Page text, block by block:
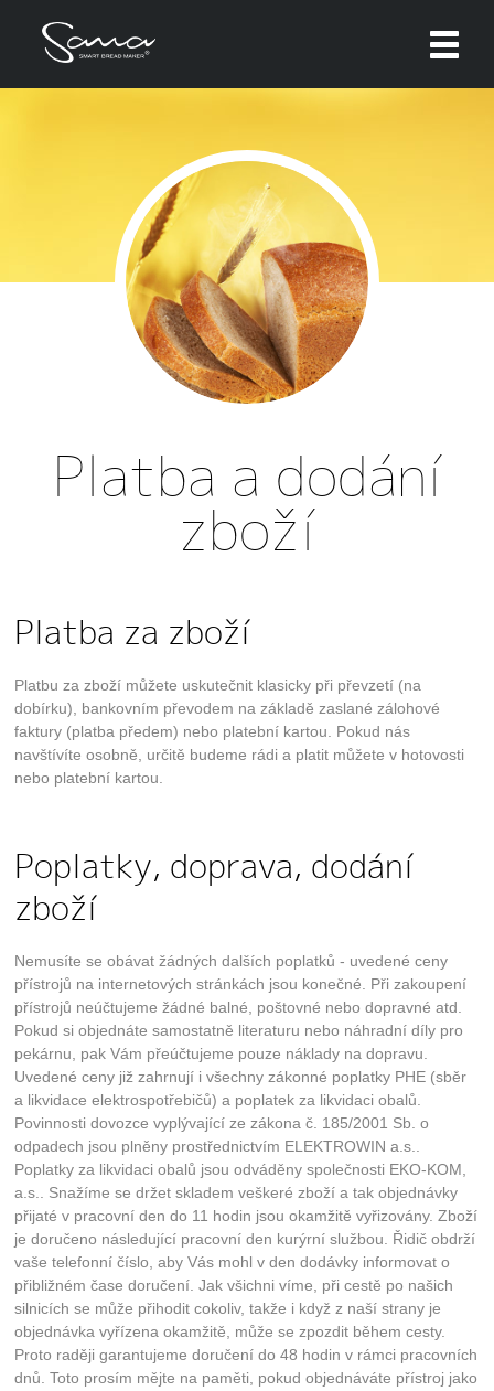
Platba a dodání
zboží
Platba za zboží
Platbu za zboží můžete uskutečnit klasicky při převzetí (na
dobírku), bankovním převodem na základě zaslané zálohové
faktury (platba předem) nebo platební kartou. Pokud nás
navštívíte osobně, určitě budeme rádi a platit můžete v hotovosti
nebo platební kartou.
Poplatky, doprava, dodání
zboží
Nemusíte se obávat žádných dalších poplatků - uvedené ceny
přístrojů na internetových stránkách jsou konečné. Při zakoupení
přístrojů neúčtujeme žádné balné, poštovné nebo dopravné atd.
Pokud si objednáte samostatně literaturu nebo náhradní díly pro
pekárnu, pak Vám přeúčtujeme pouze náklady na dopravu.
Uvedené ceny již zahrnují i všechny zákonné poplatky PHE (sběr
a likvidace elektrospotřebičů) a poplatek za likvidaci obalů.
Povinnosti dovozce vyplývající ze zákona č. 185/2001 Sb. o
odpadech jsou plněny prostřednictvím ELEKTROWIN a.s..
Poplatky za likvidaci obalů jsou odváděny společnosti EKO-KOM,
a.s.. Snažíme se držet skladem veškeré zboží a tak objednávky
přijaté v pracovní den do 11 hodin jsou okamžitě vyřizovány. Zboží
je doručeno následující pracovní den kurýrní službou. Řidič obdrží
vaše telefonní číslo, aby Vás mohl v den dodávky informovat o
přibližném čase doručení. Jak všichni víme, při cestě po našich
silnicích se může přihodit cokoliv, takže i když z naší strany je
objednávka vyřízena okamžitě, může se zpozdit během cesty.
Proto raději garantujeme doručení do 48 hodin v rámci pracovních
dnů. Toto prosím mějte na paměti, pokud objednáváte přístroj jako
Technické cookies
Technické cookies jsou nezbytné pro správné
fungování webu a všech funkcí, které nabízí.
Nepožadujeme Váš souhlas s využitím
technických cookies na našem webu. Z tohoto
důvodu technické cookies nemohou být
individuálně deaktivovány nebo aktivovány.
Analytické cookies nám umožňují měření
výkonu našeho webu a našich reklamních
kampaní. Jejich pomocí určujeme počet návštěv
a zdroje návštěv našich internetových stránek.
Data získaná pomocí těchto cookies
zpracováváme souhrnně, bez použití
Reklamní cookies
Cílem těchto cookies je propojit náš web se
sociálními a reklamními sítěmi 3. stran jako je
např. Facebook nebo Google Ads. Díky tomuto
propojení vám můžeme zobrazovat relevantní
reklamu i mimo náš web.
Souhlasím, použijte všechny cookies